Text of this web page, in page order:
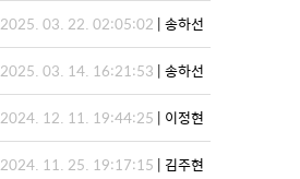
2025. 03. 22. 02:05:02 | 송하선
2025. 03. 14. 16:21:53 | 송하선
2024. 12. 11. 19:44:25 | 이정현
2024. 11. 25. 19:17:15 | 김주현